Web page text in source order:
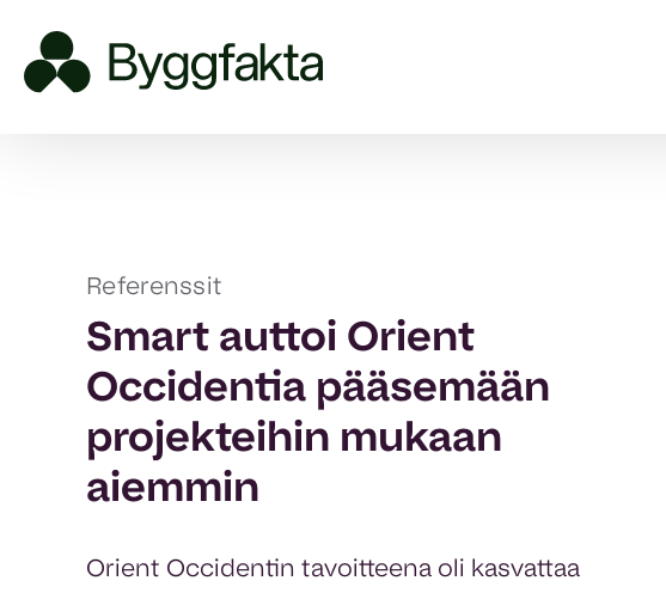
Referenssit
Smart auttoi Orient
Occidentia pääsemään
projekteihin mukaan
aiemmin
Orient Occidentin tavoitteena oli kasvattaa